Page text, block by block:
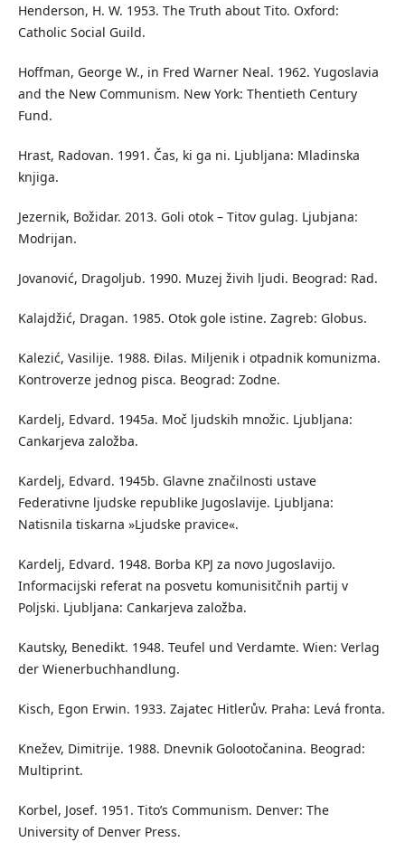
Henderson, H. W. 1953. The Truth about Tito. Oxford:
Catholic Social Guild.
Hoffman, George W., in Fred Warner Neal. 1962. Yugoslavia
and the New Communism. New York: Thentieth Century
Fund.
Hrast, Radovan. 1991. Čas, ki ga ni. Ljubljana: Mladinska
knjiga.
Jezernik, Božidar. 2013. Goli otok – Titov gulag. Ljubjana:
Modrijan.
Jovanović, Dragoljub. 1990. Muzej živih ljudi. Beograd: Rad.
Kalajdžić, Dragan. 1985. Otok gole istine. Zagreb: Globus.
Kalezić, Vasilije. 1988. Đilas. Miljenik i otpadnik komunizma.
Kontroverze jednog pisca. Beograd: Zodne.
Kardelj, Edvard. 1945a. Moč ljudskih množic. Ljubljana:
Cankarjeva založba.
Kardelj, Edvard. 1945b. Glavne značilnosti ustave
Federativne ljudske republike Jugoslavije. Ljubljana:
Natisnila tiskarna »Ljudske pravice«.
Kardelj, Edvard. 1948. Borba KPJ za novo Jugoslavijo.
Informacijski referat na posvetu komunisitčnih partij v
Poljski. Ljubljana: Cankarjeva založba.
Kautsky, Benedikt. 1948. Teufel und Verdamte. Wien: Verlag
der Wienerbuchhandlung.
Kisch, Egon Erwin. 1933. Zajatec Hitlerův. Praha: Levá fronta.
Knežev, Dimitrije. 1988. Dnevnik Golootočanina. Beograd:
Multiprint.
Korbel, Josef. 1951. Tito’s Communism. Denver: The
University of Denver Press.